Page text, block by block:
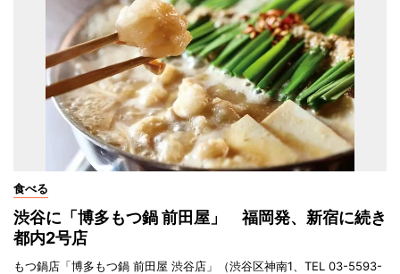
食べる
渋谷に「博多もつ鍋 前田屋」 福岡発、新宿に続き
都内2号店
もつ鍋店「博多もつ鍋 前田屋 渋谷店」（渋谷区神南1、TEL 03-5593-